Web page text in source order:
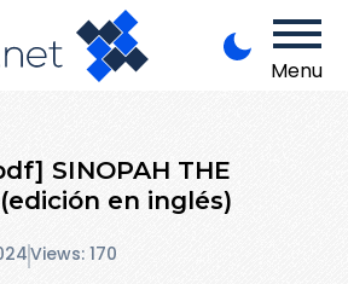
Menu
SINOPAH THE
en inglés)
Views: 170